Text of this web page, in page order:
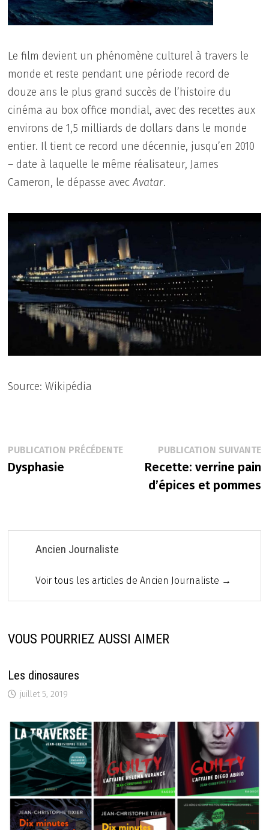
Le film devient un phénomène culturel à travers le
monde et reste pendant une période record de
douze ans le plus grand succès de l’histoire du
cinéma au box office mondial, avec des recettes aux
environs de 1,5 milliards de dollars dans le monde
entier. Il tient ce record une décennie, jusqu’en 2010
– date à laquelle le même réalisateur, James
Cameron, le dépasse avecAvatar.
Source: Wikipédia
Navigation
de
PUBLICATION PRÉCÉDENTEPublication
précédente :
Dysphasie
PUBLICATION SUIVANTE
Recette: verrine pain
d’épices et pommes
Ancien Journaliste
Voir tous les articles de Ancien Journaliste →
VOUS POURRIEZ AUSSI AIMER
Les dinosaures
juillet 5, 2019